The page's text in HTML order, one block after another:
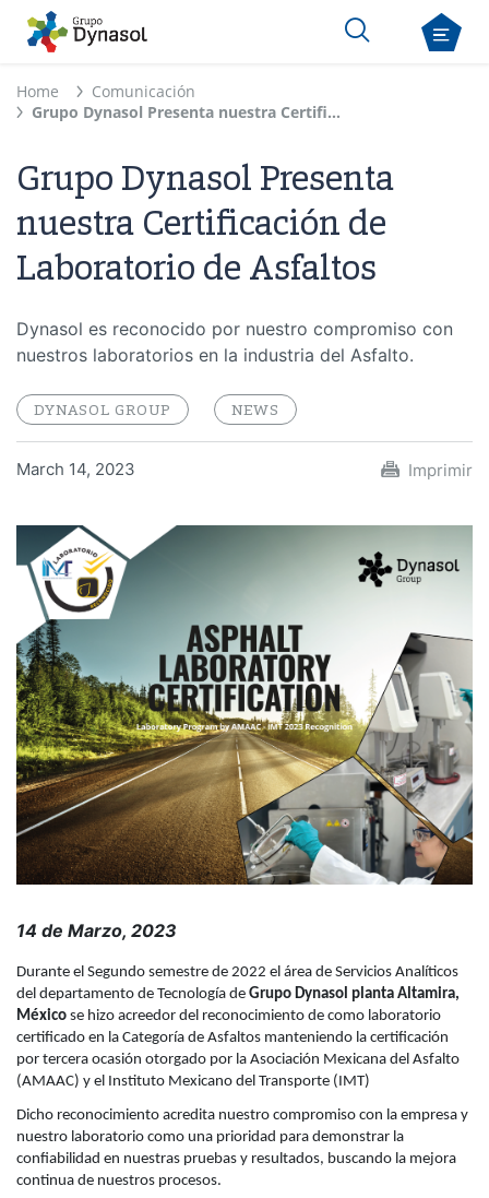
Home
Comunicación
Grupo Dynasol Presenta nuestra Certificación de Laboratorio de Asfaltos
Grupo Dynasol Presenta
nuestra Certificación de
Laboratorio de Asfaltos
Dynasol es reconocido por nuestro compromiso con
nuestros laboratorios en la industria del Asfalto.
DYNASOL GROUP NEWS
March 14, 2023 Imprimir
14 de Marzo, 2023
Durante el Segundo semestre de 2022 el área de Servicios Analíticos
del departamento de Tecnología de Grupo Dynasol planta Altamira,
México se hizo acreedor del reconocimiento de como laboratorio
certificado en la Categoría de Asfaltos manteniendo la certificación
por tercera ocasión otorgado por la Asociación Mexicana del Asfalto
(AMAAC) y el Instituto Mexicano del Transporte (IMT)
Dicho reconocimiento acredita nuestro compromiso con la empresa y
nuestro laboratorio como una prioridad para demonstrar la
confiabilidad en nuestras pruebas y resultados, buscando la mejora
continua de nuestros procesos.